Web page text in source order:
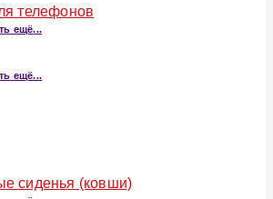
телефонов
ещё...
ещё...
сиденья (ковши)